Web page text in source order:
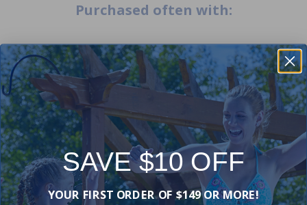
Purchased often with:
-16% -17%
Flotteur de piscine en forme
SAVE $10 OFF
YOUR FIRST ORDER OF $149 OR MORE!